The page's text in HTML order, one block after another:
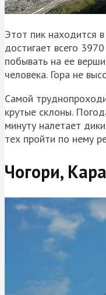
Этот пик находится
достигает всего
побывать на ее
человека. Гора не
Самой
крутые склоны.
минуту налетает
тех пройти по нему
Чогори,